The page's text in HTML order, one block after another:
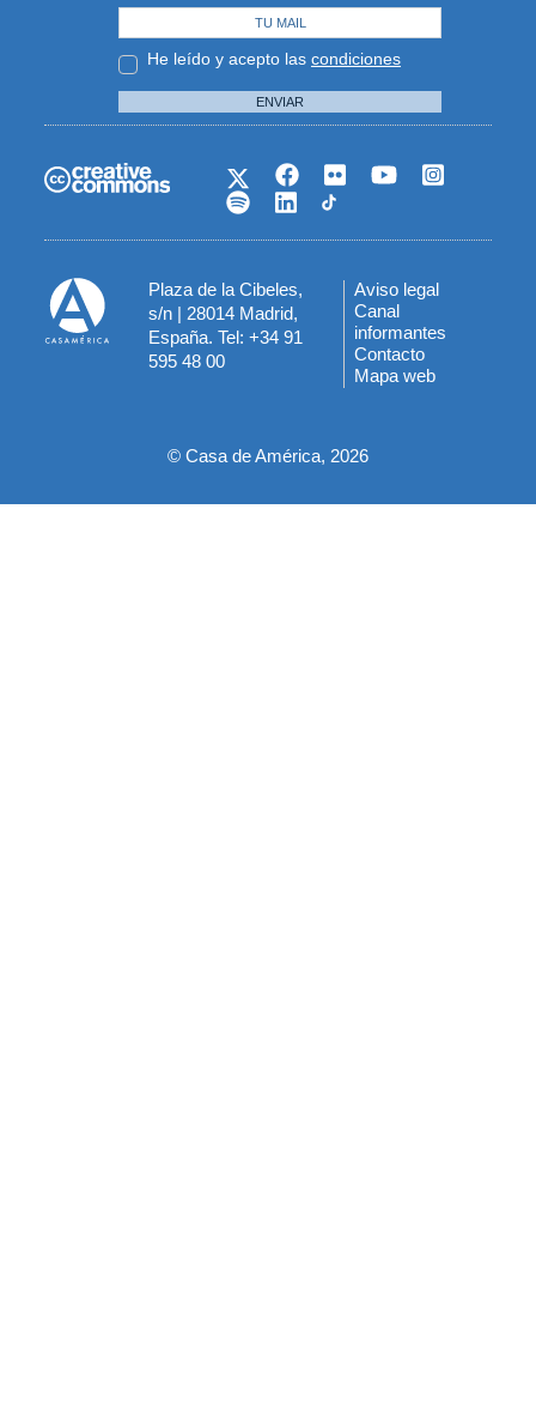
He leído y acepto las condiciones
ENVIAR
Plaza de la Cibeles,
s/n | 28014 Madrid,
España. Tel: +34 91
595 48 00
Menú
del
pie
Aviso legal
Canal
informantes
Contacto
Mapa web
© Casa de América, 2026